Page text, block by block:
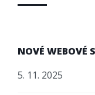
NOVÉ WEBOVÉ
5. 11. 2025